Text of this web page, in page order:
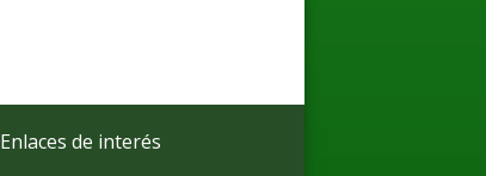
Enlaces de interés